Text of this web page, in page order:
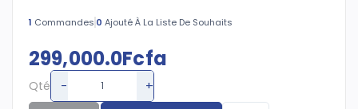
1 Commandes 0 Ajouté À La Liste De Souhaits
299,000.0Fcfa
Qté - +